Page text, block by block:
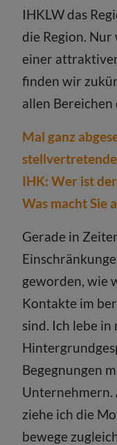
IHKLW das
die Region.
einer
finden wir
allen
Mal ganz
IHK: Wer ist
Was macht Sie
Gerade in
geworden, wie
Kontakte im
sind. Ich lebe
Begegnungen
Unternehmern.
ziehe ich die
bewege